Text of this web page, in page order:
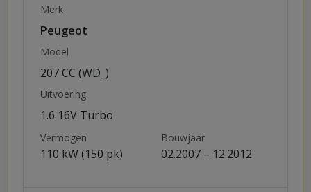
Merk
Peugeot
Model
207 CC (WD_)
Uitvoering
1.6 16V Turbo
Vermogen
110 kW (150 pk)
Bouwjaar
02.2007 – 12.2012